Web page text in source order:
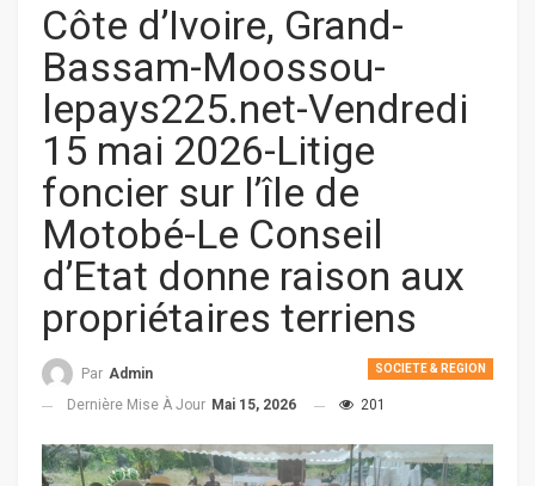
Côte d’Ivoire, Grand-
Bassam-Moossou-
lepays225.net-Vendredi
15 mai 2026-Litige
foncier sur l’île de
Motobé-Le Conseil
d’Etat donne raison aux
propriétaires terriens
SOCIETE & REGION
Par Admin
Dernière Mise À Jour Mai 15, 2026 201